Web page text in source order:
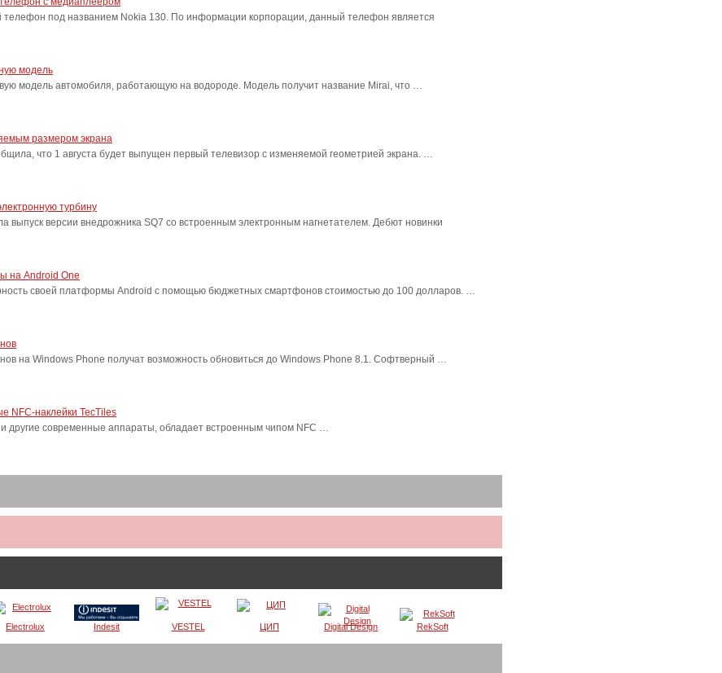
телефон под названием Nokia 130. По информации корпорации, данный телефон является
модель
модель автомобиля, работающую на водороде. Модель получит название Mirai, что …
размером экрана
что 1 августа будет выпущен первый телевизор с изменяемой геометрией экрана. …
турбину
выпуск версии внедрожника SQ7 со встроенным электронным нагнетателем. Дебют новинки
на Android One
своей платформы Android с помощью бюджетных смартфонов стоимостью до 100 долларов. …
на Windows Phone получат возможность обновиться до Windows Phone 8.1. Софтверный …
NFC-наклейки TecTiles
и другие современные аппараты, обладает встроенным чипом NFC …
Electrolux Indesit VESTEL ЦИП Digital Design RekSoft